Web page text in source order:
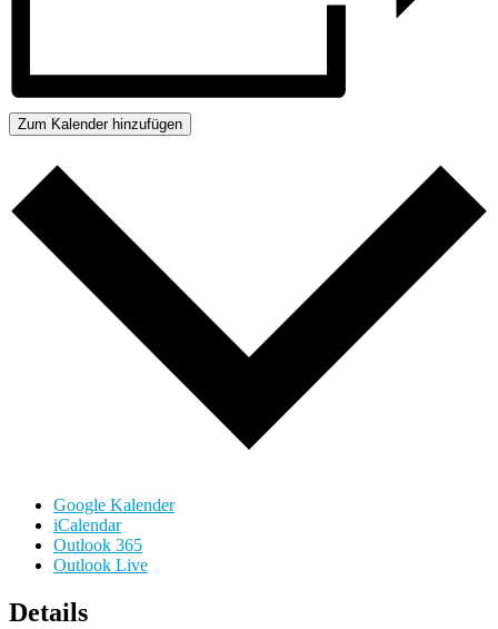
Zum Kalender hinzufügen
Google Kalender
iCalendar
Outlook 365
Outlook Live
Details